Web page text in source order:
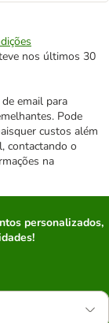
nos últimos 30
email para
Pode
custos além
contactando o
na
personalizados,